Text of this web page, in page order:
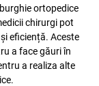
ortopedice
chirurgi pot
eficiență. Aceste
a face găuri în
a realiza alte